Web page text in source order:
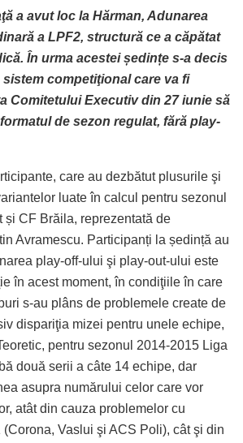
a avut loc la Hărman, Adunarea
a LPF2, structură ce a căpătat
În urma acestei ședințe s-a decis
competiţional care va fi
Comitetului Executiv din 27 iunie să
de sezon regulat, fără play-
care au dezbătut plusurile şi
luate în calcul pentru sezonul
și CF Brăila, reprezentată de
Avramescu. Participanți la ședință au
play-off-ului şi play-out-ului este
în acest moment, în condiţiile în care
s-au plâns de problemele create de
dispariţia mizei pentru unele echipe,
pentru sezonul 2014-2015 Liga
două serii a câte 14 echipe, dar
asupra numărului celor care vor
atât din cauza problemelor cu
Vaslui şi ACS Poli), cât şi din